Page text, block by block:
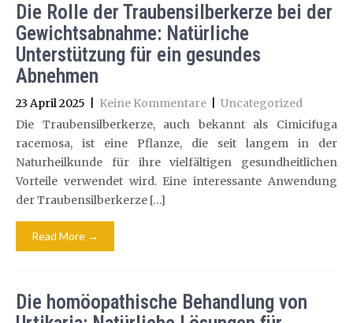
Die Rolle der Traubensilberkerze bei der
Gewichtsabnahme: Natürliche
Unterstützung für ein gesundes
Abnehmen
23 April 2025 Keine Kommentare
Uncategorized
Die Traubensilberkerze, auch bekannt als Cimicifuga
racemosa, ist eine Pflanze, die seit langem in der
Naturheilkunde für ihre vielfältigen gesundheitlichen
Vorteile verwendet wird. Eine interessante Anwendung
der Traubensilberkerze […]
Read More →
Die homöopathische Behandlung von